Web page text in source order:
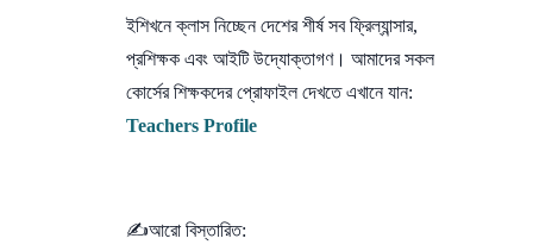
ইশিখনে ক্লাস নিচ্ছেন দেশের শীর্ষ সব ফ্রিল্যান্সার,
প্রশিক্ষক এবং আইটি উদ্যোক্তাগণ। আমাদের সকল
কোর্সের শিক্ষকদের প্রোফাইল দেখতে এখানে যান:
Teachers Profile
✍আরো বিস্তারিত: